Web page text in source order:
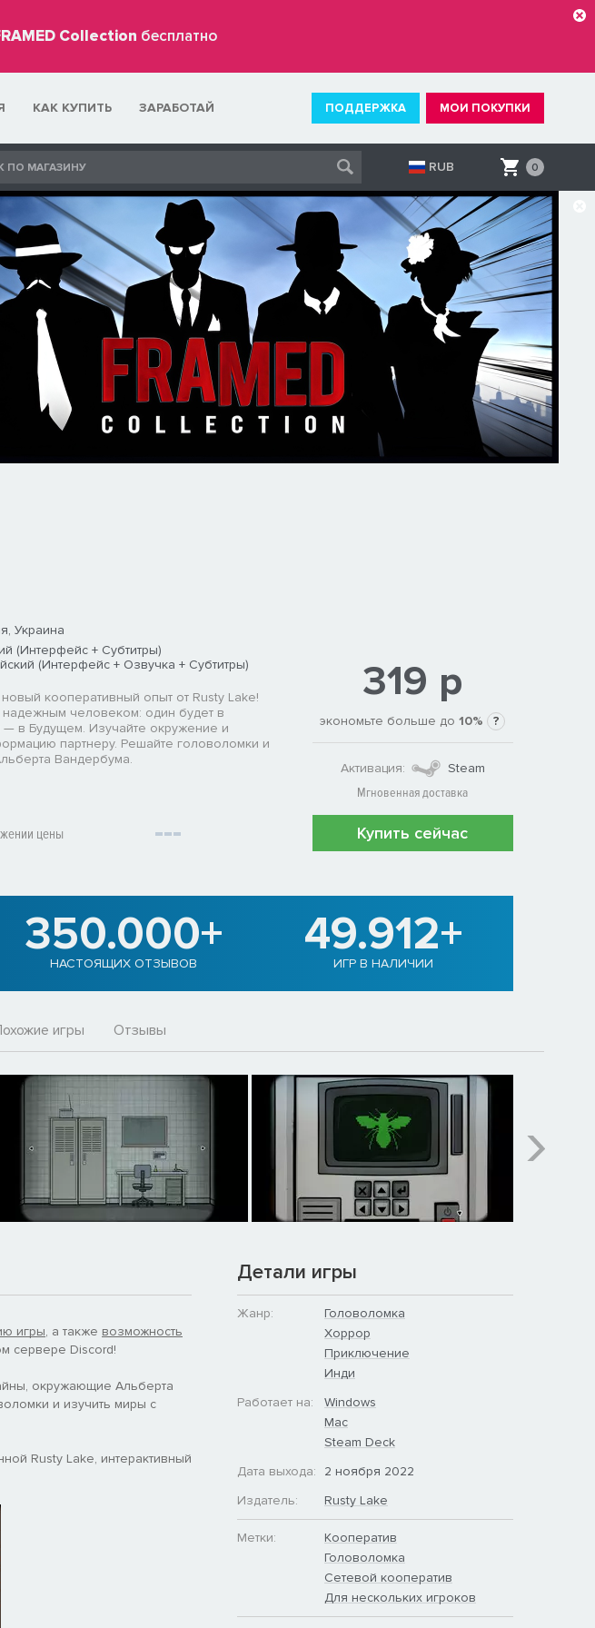
Collection бесплатно
КАК КУПИТЬ ЗАРАБОТАЙ ПОДДЕРЖКА МОИ ПОКУПКИ
RUB 0
Украина
(Интерфейс + Субтитры)
(Интерфейс + Озвучка + Субтитры)
кооперативный опыт от Rusty Lake!
надежным человеком: один будет в
в Будущем. Изучайте окружение и
партнеру. Решайте головоломки и
Вандербума.
цены
319 р
экономьте больше до10% ?
Активация:
Steam
Мгновенная доставка
Купить сейчас
350.000+
НАСТОЯЩИХ ОТЗЫВОВ
49.912+
ИГР В НАЛИЧИИ
игры Отзывы
игры, а также возможность
сервере Discord!
окружающие Альберта
и изучить миры с
Rusty Lake, интерактивный
Детали игры
Жанр:
Головоломка
Хоррор
Приключение
Инди
Работает на:
Windows
Mac
Steam Deck
Дата выхода:
2 ноября 2022
Издатель:
Rusty Lake
Метки:
Кооператив
Головоломка
Сетевой кооператив
Для нескольких игроков